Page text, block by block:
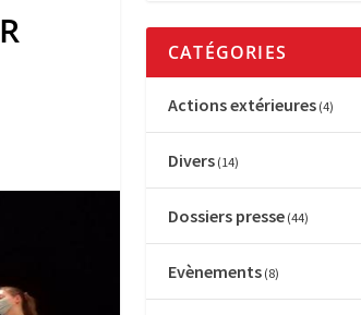
CATÉGORIES
Actions extérieures (4)
Divers (14)
Dossiers presse (44)
Evènements (8)